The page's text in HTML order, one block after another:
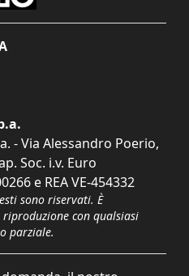
- Via Alessandro Poerio,
Soc. i.v. Euro
e REA VE-454332
sono riservati. È
con qualsiasi
parziale.